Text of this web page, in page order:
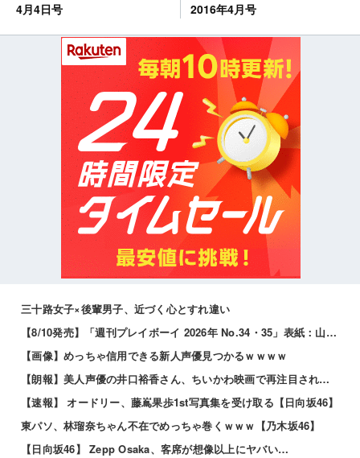
4月4日号
2016年4月号
三十路女子×後輩男子、近づく心とすれ違い
【8/10発売】「週刊プレイボーイ 2026年 No.34・35」表紙：山田あい / 麻倉瑞季 青山ひかる 溝端葵 etc.
【画像】めっちゃ信用できる新人声優見つかるｗｗｗｗ
【朗報】美人声優の井口裕香さん、ちいかわ映画で再注目されるｗｗｗｗ
【速報】 オードリー、藤嶌果歩1st写真集を受け取る【日向坂46】
東パソ、林瑠奈ちゃん不在でめっちゃ巻くｗｗｗ【乃木坂46】
【日向坂46】 Zepp Osaka、客席が想像以上にヤバい…